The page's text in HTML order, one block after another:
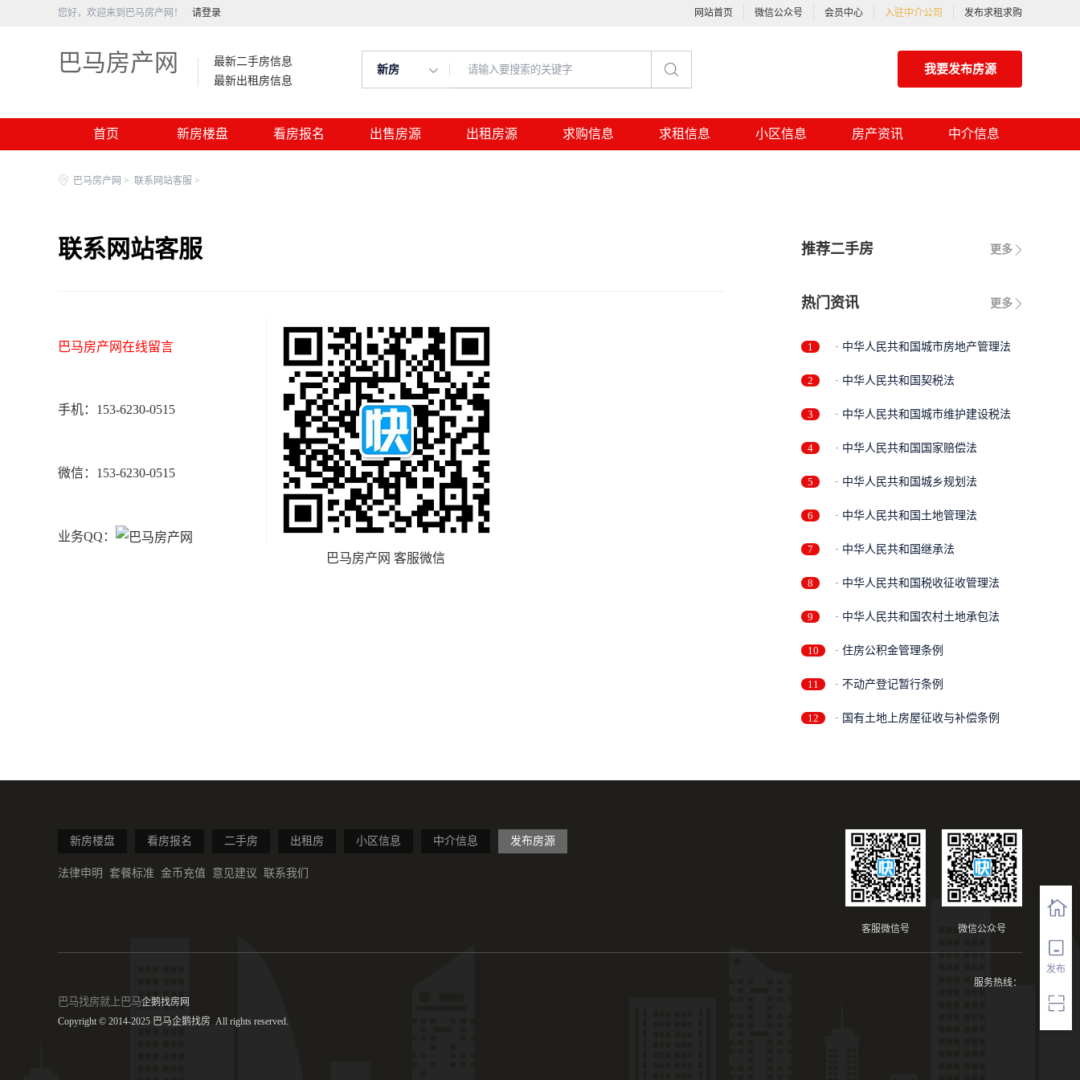
您好，欢迎来到巴马房产网！ 请登录 网站首页 微信公众号 会员中心 入驻中介公司 发布求租求购
巴马房产网
最新二手房信息
最新出租房信息
新房 我要发布房源
首页 新房楼盘 看房报名 出售房源 出租房源 求购信息 求租信息 小区信息 房产资讯 中介信息
发布
巴马房产网 > 联系网站客服 >
联系网站客服
巴马房产网在线留言
巴马房产网 客服微信
手机：153-6230-0515
微信：153-6230-0515
业务QQ：
更多
推荐二手房
更多
热门资讯
1 · 中华人民共和国城市房地产管理法
2 · 中华人民共和国契税法
3 · 中华人民共和国城市维护建设税法
4 · 中华人民共和国国家赔偿法
5 · 中华人民共和国城乡规划法
6 · 中华人民共和国土地管理法
7 · 中华人民共和国继承法
8 · 中华人民共和国税收征收管理法
9 · 中华人民共和国农村土地承包法
10 · 住房公积金管理条例
11 · 不动产登记暂行条例
12 · 国有土地上房屋征收与补偿条例
新房楼盘 看房报名 二手房 出租房 小区信息 中介信息 发布房源
法律申明 套餐标准 金币充值 意见建议 联系我们
微信公众号
客服微信号
服务热线：
巴马找房就上巴马企鹅找房网
Copyright © 2014-2025 巴马企鹅找房 All rights reserved.